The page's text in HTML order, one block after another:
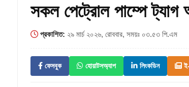
সকল পেট্রোল পাম্পে ট্যাগ
প্রকাশিত: ২৯ মার্চ ২০২৬, রোববার, সময়ঃ ০৩.৫৩ পি.এম
ফেসবুক হোয়াটসঅ্যাপ লিংকডিন